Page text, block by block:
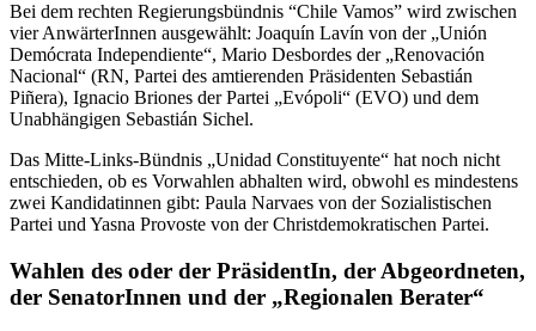
Bei dem rechten Regierungsbündnis “Chile Vamos” wird zwischen
vier AnwärterInnen ausgewählt: Joaquín Lavín von der „Unión
Demócrata Independiente“, Mario Desbordes der „Renovación
Nacional“ (RN, Partei des amtierenden Präsidenten Sebastián
Piñera), Ignacio Briones der Partei „Evópoli“ (EVO) und dem
Unabhängigen Sebastián Sichel.
Das Mitte-Links-Bündnis „Unidad Constituyente“ hat noch nicht
entschieden, ob es Vorwahlen abhalten wird, obwohl es mindestens
zwei Kandidatinnen gibt: Paula Narvaes von der Sozialistischen
Partei und Yasna Provoste von der Christdemokratischen Partei.
Wahlen des oder der PräsidentIn, der Abgeordneten,
der SenatorInnen und der „Regionalen Berater“